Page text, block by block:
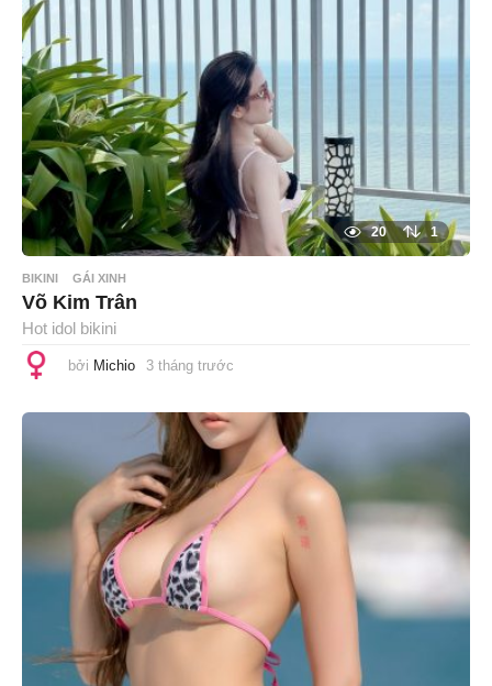
20 1
BIKINI GÁI XINH
Võ Kim Trân
Hot idol bikini
bởi Michio 3 tháng trước
á
g
r
ư
ớ